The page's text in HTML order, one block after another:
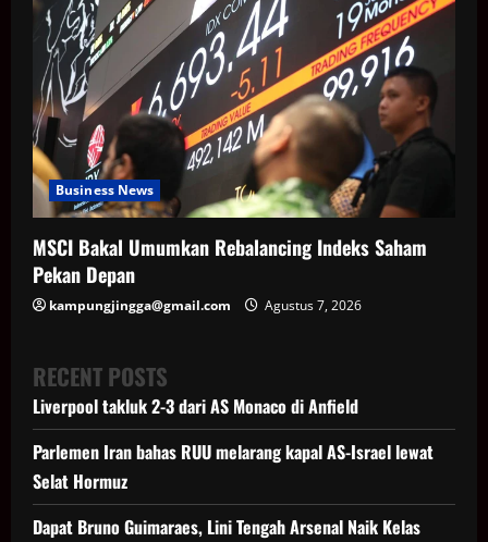
Business News
MSCI Bakal Umumkan Rebalancing Indeks Saham
Pekan Depan
kampungjingga@gmail.com Agustus 7, 2026
RECENT POSTS
Liverpool takluk 2-3 dari AS Monaco di Anfield
Parlemen Iran bahas RUU melarang kapal AS-Israel lewat
Selat Hormuz
Dapat Bruno Guimaraes, Lini Tengah Arsenal Naik Kelas